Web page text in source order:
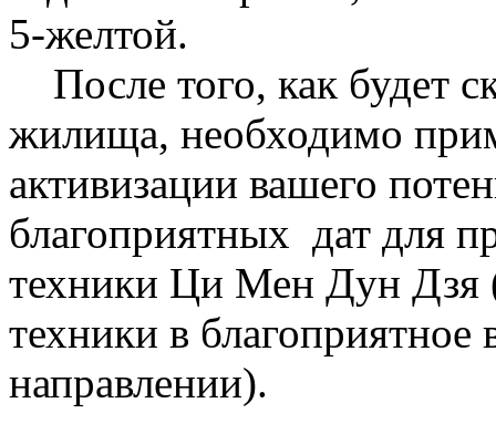
5-желтой.
После того, как будет
жилища, необходимо
активизации вашего
благоприятных дат для
техники Ци Мен Дун Дзя
техники в благоприятное
направлении).